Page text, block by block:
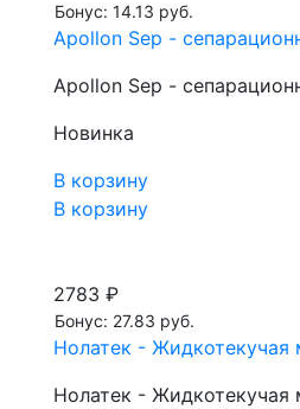
Бонус: 14.13 руб.
Apollon Sep -
Apollon Sep -
Новинка
В корзину
В корзину
2783 ₽
Бонус: 27.83 руб.
Нолатек - Жидкотекучая
Нолатек - Жидкотекучая